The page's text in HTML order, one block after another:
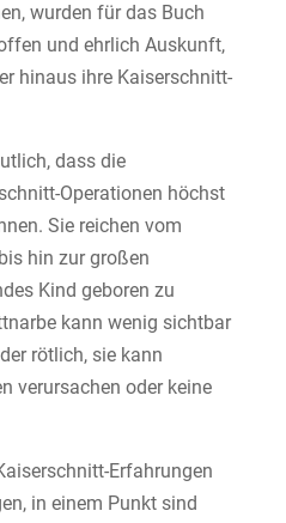
wurden für das Buch
und ehrlich Auskunft,
hinaus ihre Kaiserschnitt-
dass die
Operationen höchst
Sie reichen vom
hin zur großen
Kind geboren zu
kann wenig sichtbar
rötlich, sie kann
verursachen oder keine
Erfahrungen
in einem Punkt sind